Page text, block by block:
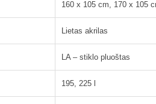
160 x 105 cm, 170 x 105
Lietas akrilas
LA – stiklo pluoštas
195, 225 l